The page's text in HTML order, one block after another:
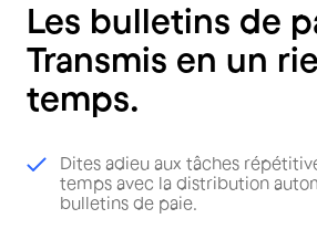
Les bulletins de
Transmis en un
temps.
Dites adieu aux tâches
temps avec la distribution
bulletins de paie.